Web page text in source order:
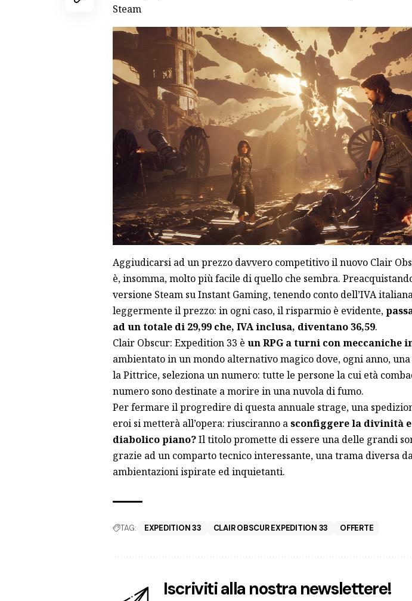
Steam
Aggiudicarsi ad un prezzo davvero competitivo il nuovo Clair
è, insomma, molto più facile di quello che sembra.
versione Steam su Instant Gaming, tenendo conto dell’IVA
leggermente il prezzo: in ogni caso, il risparmio è evidente,
ad un totale di 29,99 che, IVA inclusa, diventano 36,59.
Clair Obscur: Expedition 33 è un RPG a turni con meccaniche
ambientato in un mondo alternativo magico dove, ogni anno,
la Pittrice, seleziona un numero: tutte le persone la cui età
numero sono destinate a morire in una nuvola di fumo.
Per fermare il progredire di questa annuale strage, una
eroi si metterà all’opera: riusciranno asconfiggere la divinità
diabolico piano?Il titolo promette di essere una delle grandi
grazie ad un comparto tecnico interessante, una trama diversa
ambientazioni ispirate ed inquietanti.
TAG: EXPEDITION 33 CLAIR OBSCUR EXPEDITION 33 OFFERTE
Iscriviti alla nostra newslettere!